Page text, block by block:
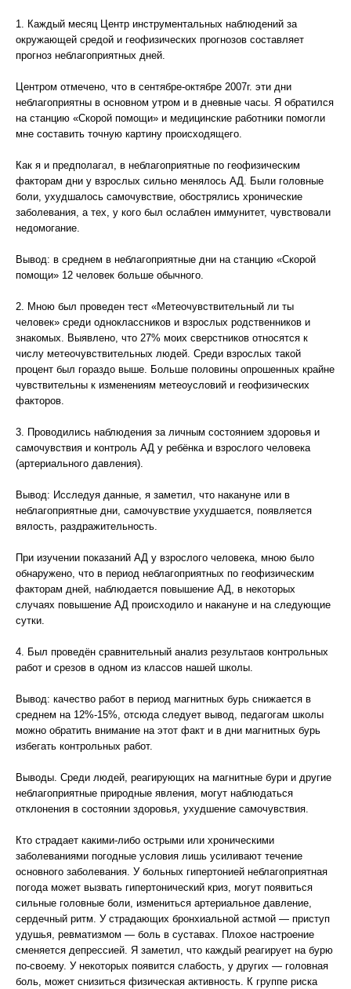
1. Каждый месяц Центр инструментальных наблюдений за
окружающей средой и геофизических прогнозов составляет
прогноз неблагоприятных дней.
Центром отмечено, что в сентябре-октябре 2007г. эти дни
неблагоприятны в основном утром и в дневные часы. Я обратился
на станцию «Скорой помощи» и медицинские работники помогли
мне составить точную картину происходящего.
Как я и предполагал, в неблагоприятные по геофизическим
факторам дни у взрослых сильно менялось АД. Были головные
боли, ухудшалось самочувствие, обострялись хронические
заболевания, а тех, у кого был ослаблен иммунитет, чувствовали
недомогание.
Вывод: в среднем в неблагоприятные дни на станцию «Скорой
помощи» 12 человек больше обычного.
2. Мною был проведен тест «Метеочувствительный ли ты
человек» среди одноклассников и взрослых родственников и
знакомых. Выявлено, что 27% моих сверстников относятся к
числу метеочувствительных людей. Среди взрослых такой
процент был гораздо выше. Больше половины опрошенных крайне
чувствительны к изменениям метеоусловий и геофизических
факторов.
3. Проводились наблюдения за личным состоянием здоровья и
самочувствия и контроль АД у ребёнка и взрослого человека
(артериального давления).
Вывод: Исследуя данные, я заметил, что накануне или в
неблагоприятные дни, самочувствие ухудшается, появляется
вялость, раздражительность.
При изучении показаний АД у взрослого человека, мною было
обнаружено, что в период неблагоприятных по геофизическим
факторам дней, наблюдается повышение АД, в некоторых
случаях повышение АД происходило и накануне и на следующие
сутки.
4. Был проведён сравнительный анализ результаов контрольных
работ и срезов в одном из классов нашей школы.
Вывод: качество работ в период магнитных бурь снижается в
среднем на 12%-15%, отсюда следует вывод, педагогам школы
можно обратить внимание на этот факт и в дни магнитных бурь
избегать контрольных работ.
Выводы. Среди людей, реагирующих на магнитные бури и другие
неблагоприятные природные явления, могут наблюдаться
отклонения в состоянии здоровья, ухудшение самочувствия.
Кто страдает какими-либо острыми или хроническими
заболеваниями погодные условия лишь усиливают течение
основного заболевания. У больных гипертонией неблагоприятная
погода может вызвать гипертонический криз, могут появиться
сильные головные боли, измениться артериальное давление,
сердечный ритм. У страдающих бронхиальной астмой — приступ
удушья, ревматизмом — боль в суставах. Плохое настроение
сменяется депрессией. Я заметил, что каждый реагирует на бурю
по-своему. У некоторых появится слабость, у других — головная
боль, может снизиться физическая активность. К группе риска